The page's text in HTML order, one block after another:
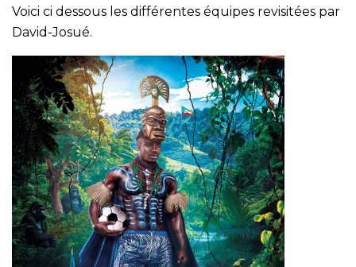
Voici ci dessous les différentes équipes revisitées par
David-Josué.